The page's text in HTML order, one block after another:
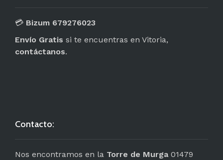
💳 Bizum 679276023
Envío Gratis si te encuentras en Vitoria,
contáctanos.
Contacto:
Nos encontramos en la Torre de Murga01479